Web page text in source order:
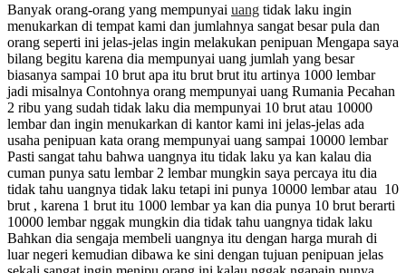
Banyak orang-orang yang mempunyai uang tidak laku ingin
menukarkan di tempat kami dan jumlahnya sangat besar pula dan
orang seperti ini jelas-jelas ingin melakukan penipuan Mengapa saya
bilang begitu karena dia mempunyai uang jumlah yang besar
biasanya sampai 10 brut apa itu brut brut itu artinya 1000 lembar
jadi misalnya Contohnya orang mempunyai uang Rumania Pecahan
2 ribu yang sudah tidak laku dia mempunyai 10 brut atau 10000
lembar dan ingin menukarkan di kantor kami ini jelas-jelas ada
usaha penipuan kata orang mempunyai uang sampai 10000 lembar
Pasti sangat tahu bahwa uangnya itu tidak laku ya kan kalau dia
cuman punya satu lembar 2 lembar mungkin saya percaya itu dia
tidak tahu uangnya tidak laku tetapi ini punya 10000 lembar atau 10
brut , karena 1 brut itu 1000 lembar ya kan dia punya 10 brut berarti
10000 lembar nggak mungkin dia tidak tahu uangnya tidak laku
Bahkan dia sengaja membeli uangnya itu dengan harga murah di
luar negeri kemudian dibawa ke sini dengan tujuan penipuan jelas